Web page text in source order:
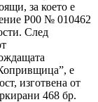
за което е
Р00 № 010462
След
е
изготвена от
468 бр.